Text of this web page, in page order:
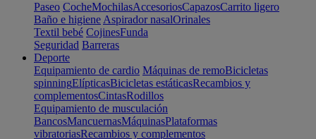
Paseo CocheMochilasAccesoriosCapazosCarrito ligero
Baño e higiene Aspirador nasalOrinales
Textil bebé CojinesFunda
Seguridad Barreras
Deporte
Equipamiento de cardio Máquinas de remoBicicletas
spinningElípticasBicicletas estáticasRecambios y
complementosCintasRodillos
Equipamiento de musculación
BancosMancuernasMáquinasPlataformas
vibratoriasRecambios y complementos